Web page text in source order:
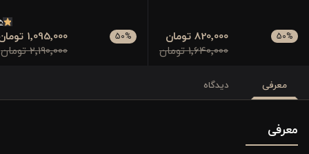
50%
1٬640٬000 تومان
820٬000 تومان 50%
2٬190٬000 تومان
1٬095٬000 تومان
معرفی دیدگاه
معرفی